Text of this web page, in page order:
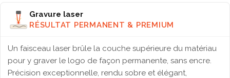
Gravure laser
RÉSULTAT PERMANENT & PREMIUM
Un faisceau laser brûle la couche supérieure du matériau
pour y graver le logo de façon permanente, sans encre.
Précision exceptionnelle, rendu sobre et élégant,